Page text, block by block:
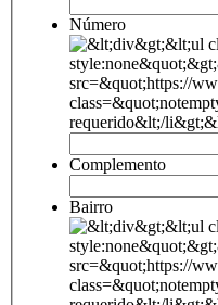
Número
Complemento
Bairro